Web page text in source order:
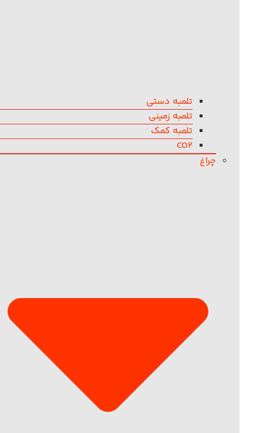
تلمبه دستی
تلمبه زمینی
تلمبه کمک
CO2
چراغ